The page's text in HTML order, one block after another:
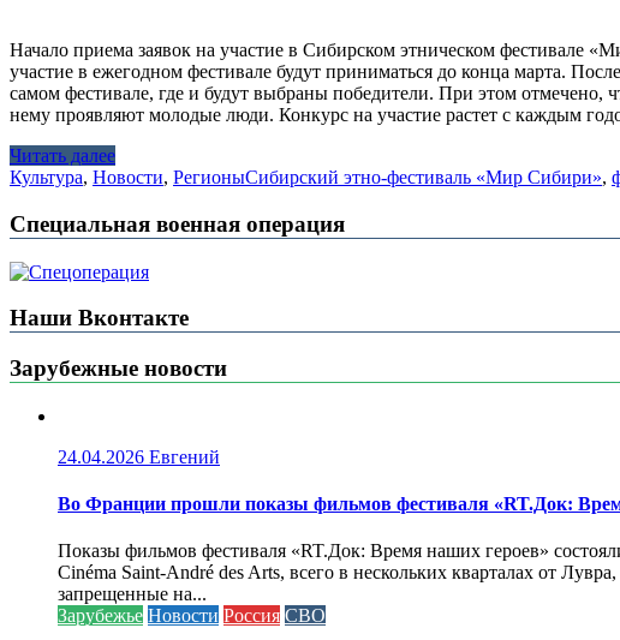
Начало приема заявок на участие в Сибирском этническом фестивале
участие в ежегодном фестивале будут приниматься до конца марта.
самом фестивале, где и будут выбраны победители. При этом
нему проявляют молодые люди. Конкурс на участие растет с каждым
Читать далее
Культура, Новости, РегионыСибирский этно-фестиваль «Мир Сибири»,
Специальная военная операция
Наши Вконтакте
Зарубежные новости
24.04.2026 Евгений
Во Франции прошли показы фильмов фестиваля «RT.Док:
Показы фильмов фестиваля «RT.Док: Время наших героев»
Cinéma Saint-André des Arts, всего в нескольких кварталах от
запрещенные на...
Зарубежье Новости Россия СВО